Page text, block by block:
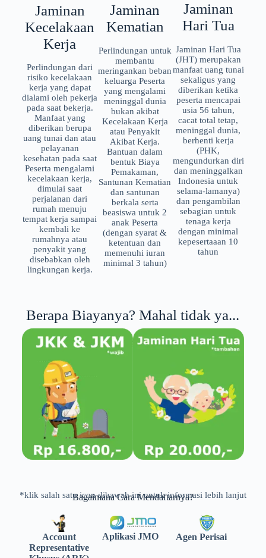
Jaminan
Kecelakaan
Kerja
Perlindungan dari
risiko kecelakaan
kerja yang dapat
dialami oleh pekerja
pada saat bekerja.
Manfaat yang
diberikan berupa
uang tunai dan atau
pelayanan
kesehatan pada saat
Peserta mengalami
kecelakaan kerja,
dimulai saat
perjalanan dari
rumah menuju
tempat kerja sampai
kembali ke
rumahnya atau
penyakit yang
disebabkan oleh
lingkungan kerja.
Jaminan
Kematian
Perlindungan untuk
membantu
meringankan beban
keluarga Peserta
yang mengalami
meninggal dunia
bukan akibat
Kecelakaan Kerja
atau Penyakit
Akibat Kerja.
Bantuan dalam
bentuk Biaya
Pemakaman,
Santunan Kematian
dan santunan
berkala serta
beasiswa untuk 2
anak Peserta
(dengan syarat &
ketentuan dan
memenuhi iuran
minimal 3 tahun)
Jaminan
Hari Tua
Jaminan Hari Tua
(JHT) merupakan
manfaat uang tunai
sekaligus yang
diberikan ketika
peserta mencapai
usia 56 tahun,
cacat total tetap,
meninggal dunia,
berhenti kerja
(PHK,
mengundurkan diri
dan meninggalkan
Indonesia untuk
selama-lamanya)
dan pengambilan
sebagian untuk
tenaga kerja
dengan minimal
kepesertaaan 10
tahun
Berapa Biayanya? Mahal tidak ya...
Bagaimana Cara Mendaftarnya?
*klik salah satu icon dibawah ini untuk informasi lebih lanjut
Account
Representative
Aplikasi JMO Agen Perisai